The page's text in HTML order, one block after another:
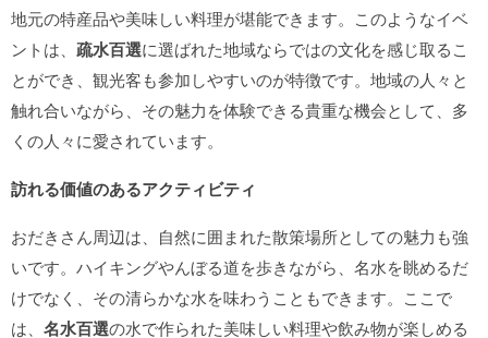
地元の特産品や美味しい料理が堪能できます。このようなイベ
ントは、 疏水百選に選ばれた地域ならではの文化を感じ取るこ
とができ、観光客も参加しやすいのが特徴です。地域の人々と
触れ合いながら、その魅力を体験できる貴重な機会として、多
くの人々に愛されています。
訪れる価値のあるアクティビティ
おだきさん周辺は、自然に囲まれた散策場所としての魅力も強
いです。ハイキングやんぼる道を歩きながら、名水を眺めるだ
けでなく、その清らかな水を味わうこともできます。ここで
は、 名水百選の水で作られた美味しい料理や飲み物が楽しめる